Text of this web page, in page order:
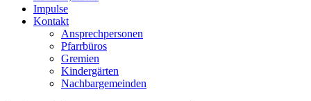
Impulse
Kontakt
Ansprechpersonen
Pfarrbüros
Gremien
Kindergärten
Nachbargemeinden